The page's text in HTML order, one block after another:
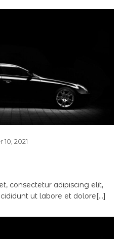
2021
consectetur adipiscing elit,
ut labore et dolore[…]